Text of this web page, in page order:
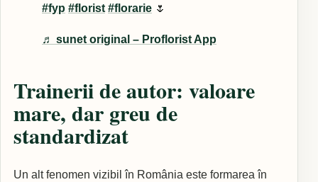
#fyp #florist #florarie 🌷
♬ sunet original – Proflorist App
Trainerii de autor: valoare
mare, dar greu de
standardizat
Un alt fenomen vizibil în România este formarea în